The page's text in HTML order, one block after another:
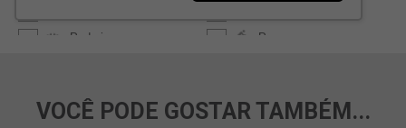
VOCÊ PODE GOSTAR TAMBÉM...